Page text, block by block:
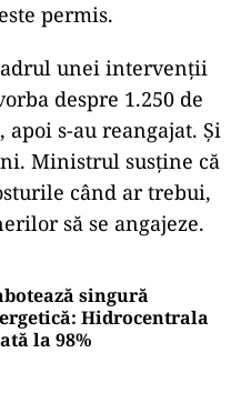
permis.
unei intervenții
despre 1.250 de
apoi s-au reangajat. Și
Ministrul susține că
când ar trebui,
să se angajeze.
singură
Hidrocentrala
la 98%